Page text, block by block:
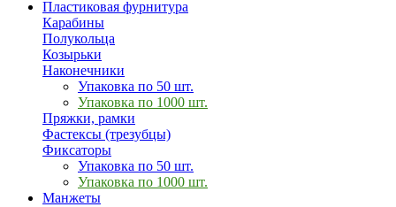
Пластиковая фурнитура
Карабины
Полукольца
Козырьки
Наконечники
Упаковка по 50 шт.
Упаковка по 1000 шт.
Пряжки, рамки
Фастексы (трезубцы)
Фиксаторы
Упаковка по 50 шт.
Упаковка по 1000 шт.
Манжеты